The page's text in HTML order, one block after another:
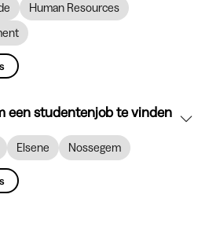
Human Resources
een studentenjob te vinden
Elsene Nossegem